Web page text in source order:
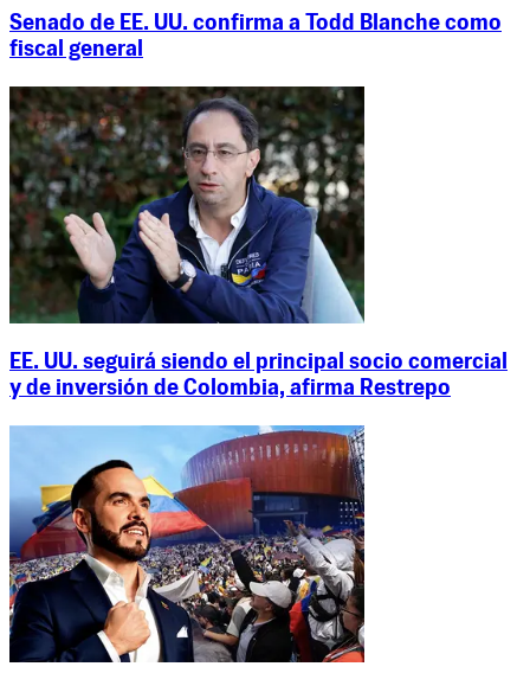
Senado de EE. UU. confirma a Todd Blanche como
fiscal general
EE. UU. seguirá siendo el principal socio comercial
y de inversión de Colombia, afirma Restrepo